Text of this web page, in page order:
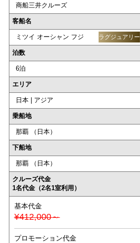
商船三井クルーズ
客船名
ミツイ オーシャン フジ ラグジュアリー
泊数
6泊
エリア
日本 | アジア
乗船地
那覇 （日本）
下船地
那覇 （日本）
クルーズ代金
1名代金（2名1室利用）
基本代金
¥412,000～
プロモーション代金